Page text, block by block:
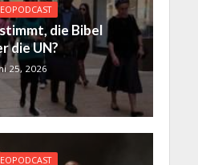
die Bibel
die UN?
25, 2026